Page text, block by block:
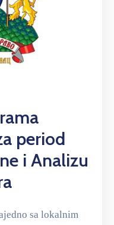
period
i Analizu
sa lokalnim